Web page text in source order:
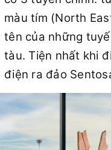
màu tím (North
tên của những
tàu. Tiện nhất khi
điện ra đảo